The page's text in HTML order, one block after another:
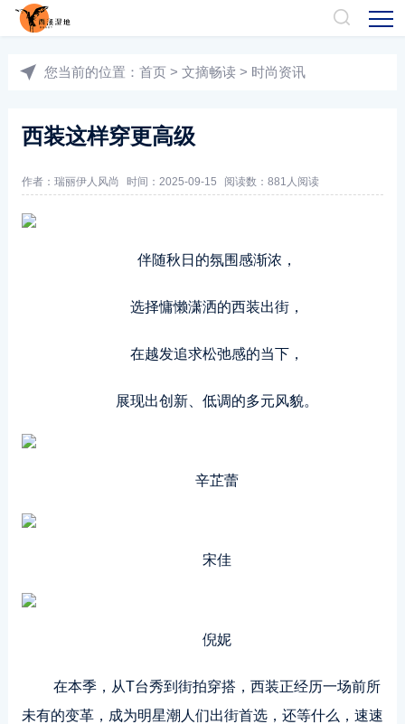
您当前的位置： 首页 > 文摘畅读> 时尚资讯
西装这样穿更高级
作者： 瑞丽伊人风尚 时间：2025-09-15 阅读数： 881人阅读
伴随秋日的氛围感渐浓，
选择慵懒潇洒的西装出街，
在越发追求松弛感的当下，
展现出创新、低调的多元风貌。
辛芷蕾
宋佳
倪妮
在本季，从T台秀到街拍穿搭，西装正经历一场前所
未有的变革，成为明星潮人们出街首选，还等什么，速速